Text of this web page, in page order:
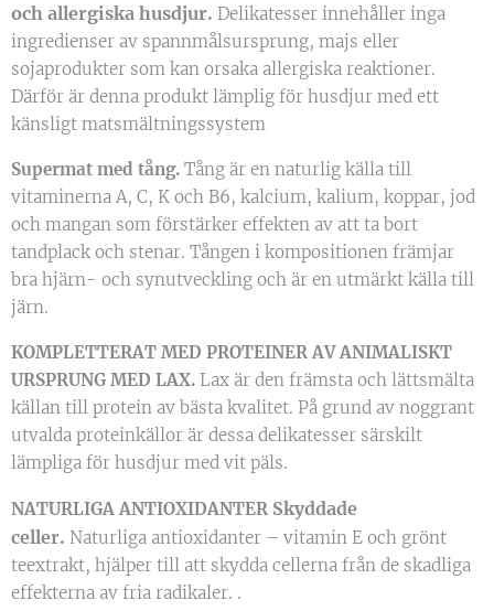
och allergiska husdjur. Delikatesser innehåller inga
ingredienser av spannmålsursprung, majs eller
sojaprodukter som kan orsaka allergiska reaktioner.
Därför är denna produkt lämplig för husdjur med ett
känsligt matsmältningssystem
Supermat med tång. Tång är en naturlig källa till
vitaminerna A, C, K och B6, kalcium, kalium, koppar, jod
och mangan som förstärker effekten av att ta bort
tandplack och stenar. Tången i kompositionen främjar
bra hjärn- och synutveckling och är en utmärkt källa till
järn.
KOMPLETTERAT MED PROTEINER AV ANIMALISKT
URSPRUNG MED LAX. Lax är den främsta och lättsmälta
källan till protein av bästa kvalitet. På grund av noggrant
utvalda proteinkällor är dessa delikatesser särskilt
lämpliga för husdjur med vit päls.
NATURLIGA ANTIOXIDANTER Skyddade
celler. Naturliga antioxidanter – vitamin E och grönt
teextrakt, hjälper till att skydda cellerna från de skadliga
effekterna av fria radikaler. .